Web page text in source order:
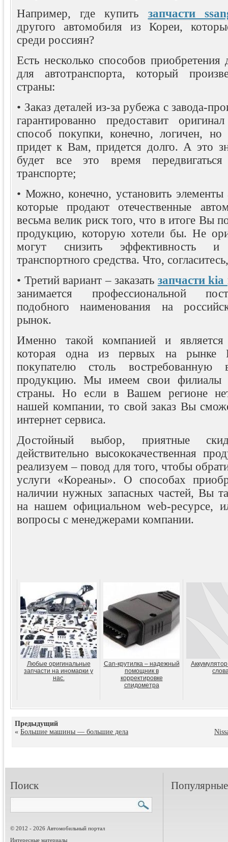
Например, где купить запчасти
другого автомобиля из Кореи,
среди россиян?
Есть несколько способов приобретения
для автотранспорта, который
страны:
• Заказ деталей из-за рубежа с завода-
гарантированно предоставит
способ покупки, конечно, логичен, но
придет к Вам, придется долго. А это
будет все это время
транспорте;
• Можно, конечно, установить элементы
которые продают отечественные
весьма велик риск того, что в итоге Вы
продукцию, которую хотели бы. Не
могут снизить эффективность и
транспортного средства. Что,
• Третий вариант – заказать запчасти kia
занимается профессиональной
подобного наименования на
рынок.
Именно такой компанией и
которая одна из первых на рынке
покупателю столь востребованную
продукцию. Мы имеем свои филиалы
страны. Но если в Вашем регионе нет
нашей компании, то свой заказ Вы
интернет сервиса.
Достойный выбор, приятные
действительно высококачественная
реализуем – повод для того, чтобы
услуги «Кореаны». О способах
наличии нужных запасных частей, Вы
на нашем официальном web-ресурсе,
вопросы с менеджерами компании.
Любые оригинальные
запчасти на иномарки у
нас.
Can-крутилка – надежный
помощник в
корректировке
спидометра
Предыдущий
« Большие машины — большие дела
Поиск
© 2012 - 2026 Автомобильный портал
Интересные материалы
Популярные